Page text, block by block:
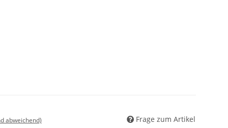
abweichend) Frage zum Artikel